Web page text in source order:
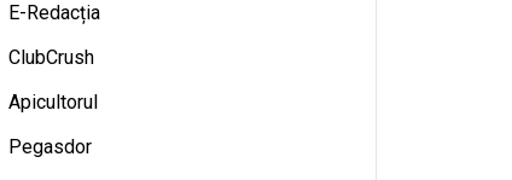
E-Redacția
ClubCrush
Apicultorul
Pegasdor